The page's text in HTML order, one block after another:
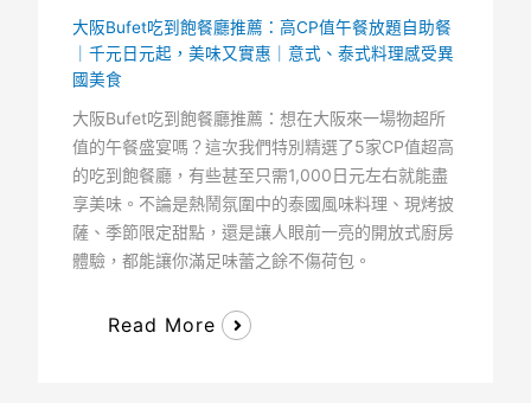
大阪Bufet吃到飽餐廳推薦：高CP值午餐放題自助餐
｜千元日元起，美味又實惠｜意式、泰式料理感受異
國美食
大阪Bufet吃到飽餐廳推薦：想在大阪來一場物超所
值的午餐盛宴嗎？這次我們特別精選了5家CP值超高
的吃到飽餐廳，有些甚至只需1,000日元左右就能盡
享美味。不論是熱鬧氛圍中的泰國風味料理、現烤披
薩、季節限定甜點，還是讓人眼前一亮的開放式廚房
體驗，都能讓你滿足味蕾之餘不傷荷包。
Read More